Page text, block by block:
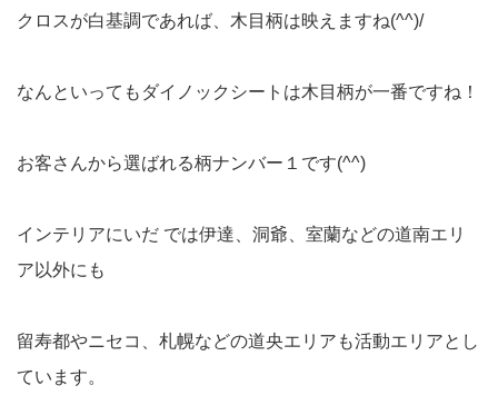
クロスが白基調であれば、木目柄は映えますね(^^)/
なんといってもダイノックシートは木目柄が一番ですね！
お客さんから選ばれる柄ナンバー１です(^^)
インテリアにいだ では伊達、洞爺、室蘭などの道南エリ
ア以外にも
留寿都やニセコ、札幌などの道央エリアも活動エリアとし
ています。